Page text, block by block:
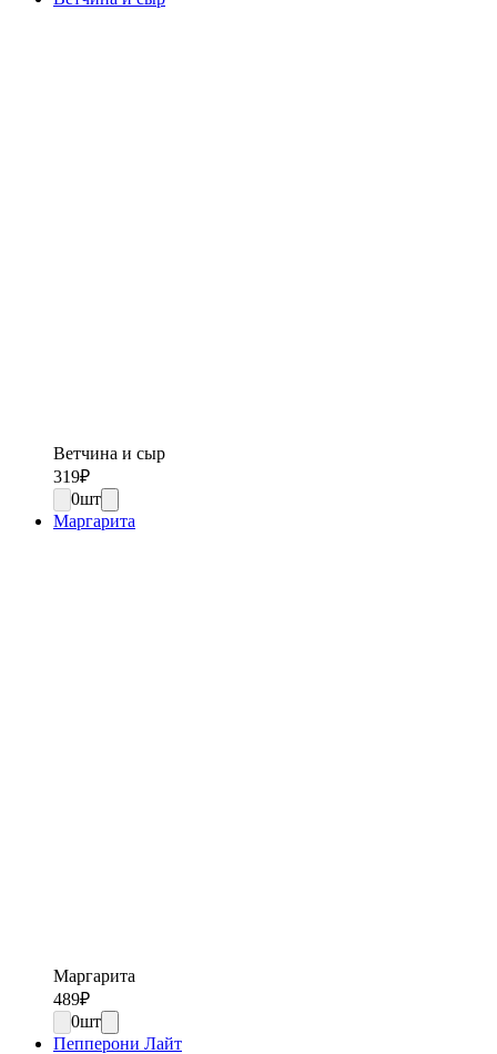
Ветчина и сыр
319₽
0шт
Маргарита
Маргарита
489₽
0шт
Пепперони Лайт